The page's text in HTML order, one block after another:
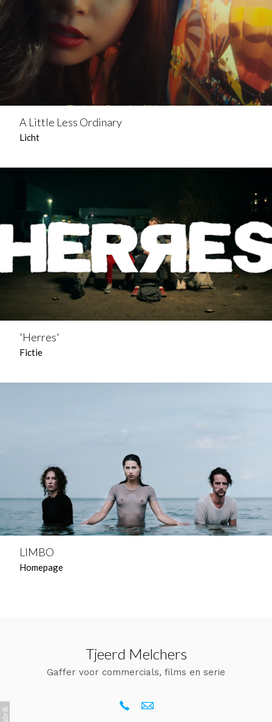
A Little Less Ordinary
Licht
'Herres'
Fictie
LIMBO
Homepage
Tjeerd Melchers
Gaffer voor commercials, films en serie